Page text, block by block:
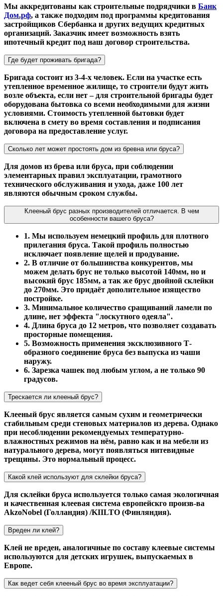
Мы аккредитованы как строительные подрядчики в Банк
Дом.рф, а также подходим под программы кредитования
застройщиков Сбербанка и других ведущих кредитных
организаций. Заказчик имеет возможность взять
ипотечный кредит под наш договор строительства.
Где будет проживать бригада?
Бригада состоит из 3-4-х человек. Если на участке есть
утепленное временное жилище, то строители будут жить
возле объекта, если нет – для строительной бригады будет
оборудована бытовка со всеми необходимыми для жизни
условиями. Стоимость утепленной бытовки будет
включена в смету во время составления и подписания
договора на предоставление услуг.
Сколько лет может простоять дом из бревна или бруса?
Для домов из брева или бруса, при соблюдении
элементарных правил эксплуатации, грамотного
технического обслуживания и ухода, даже 100 лет
являются обычным сроком службы.
Клееный брус разных производителей отличается. В чем
особенности вашего бруса?
1. Мы используем немецкий профиль для плотного
прилегания бруса. Такой профиль полностью
исключает появление щелей и продувание.
2. В отличие от большинства конкурентов, мы
можем делать брус не только высотой 140мм, но и
высокий брус 185мм, а так же брус двойной склейки
до 270мм. Это придаёт дополительное изящество
постройке.
3. Минимальное количество сращиваний ламели по
длине, нет эффекта "лоскутного одеяла".
4. Длина бруса до 12 метров, что позволяет создавать
просторные помещения.
5. Возможность применения эксклюзивного Т-
образного соединение бруса без выпуска из чаши
наружу.
6. Зарезка чашек под любым углом, а не только 90
градусов.
Трескается ли клееный брус?
Клееный брус является самым сухим и геометрически
стабильным среди стеновых материалов из дерева. Однако
при несоблюдении рекомендуемых температурно-
влажностных режимов на нём, равно как и на мебели из
натурального дерева, могут появляться нитевидные
трещины. Это нормальный процесс.
Какой клей используют для склейки бруса?
Для склейки бруса используется только самая экологичная
и качественная клеевая система европейскго произв-ва
AkzoNobel (Голландия) /KIILTO (Финляндия).
Вреден ли клей?
Клей не вреден, аналогичные по составу клеевые системы
используются для детских игрушек, выпускаемых в
Европе.
Как ведет себя клееный брус во время эксплуатации?